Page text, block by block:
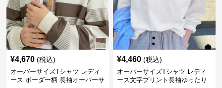
¥4,670 (税込)
オーバーサイズTシャツ レディ
ース ボーダー柄 長袖オーバーサ
¥4,460 (税込)
オーバーサイズTシャツ レディ
ース文字プリント長袖ゆったり